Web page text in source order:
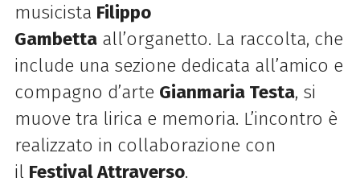
musicista Filippo
Gambetta all’organetto. La raccolta, che
include una sezione dedicata all’amico e
compagno d’arte Gianmaria Testa, si
muove tra lirica e memoria. L’incontro è
realizzato in collaborazione con
il Festival Attraverso.